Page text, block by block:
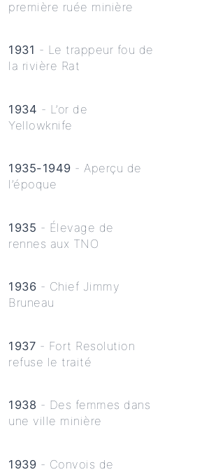
première ruée minière
1931 - Le trappeur fou de
la rivière Rat
1934 - L’or de
Yellowknife
1935-1949 - Aperçu de
l’époque
1935 - Élevage de
rennes aux TNO
1936 - Chief Jimmy
Bruneau
1937 - Fort Resolution
refuse le traité
1938 - Des femmes dans
une ville minière
1939 - Convois de